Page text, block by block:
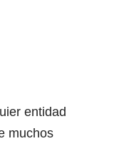
entidad
muchos